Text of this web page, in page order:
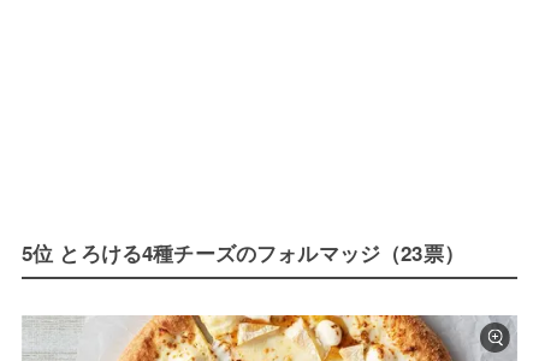
5位 とろける4種チーズのフォルマッジ（23票）